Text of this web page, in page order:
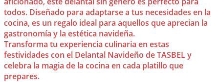
todos. Diseñado para adaptarse a tus necesidades en la
cocina, es un regalo ideal para aquellos que aprecian la
gastronomía y la estética navideña.
Transforma tu experiencia culinaria en estas
festividades con el Delantal Navideño de TASBEL y
celebra la magia de la cocina en cada platillo que
prepares.